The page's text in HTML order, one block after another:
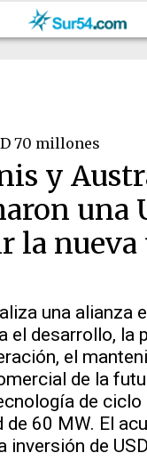
70 millones
y
una
la nueva
una alianza
el desarrollo, la
el
de la
de ciclo
de 60 MW. El
inversión de